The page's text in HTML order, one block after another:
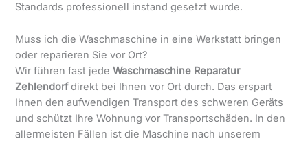
Standards professionell instand gesetzt wurde.
Muss ich die Waschmaschine in eine Werkstatt bringen
oder reparieren Sie vor Ort?
Wir führen fast jedeWaschmaschine Reparatur
Zehlendorfdirekt bei Ihnen vor Ort durch. Das erspart
Ihnen den aufwendigen Transport des schweren Geräts
und schützt Ihre Wohnung vor Transportschäden. In den
allermeisten Fällen ist die Maschine nach unserem